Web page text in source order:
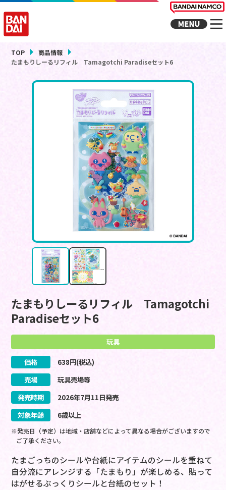
TOP
商品情報
たまもりしーるリフィル Tamagotchi Paradiseセット6
たまもりしーるリフィル Tamagotchi
Paradiseセット6
玩具
価格 638円(税込)
売場
玩具売場等
発売時期
2026年7月11日発売
対象年齢
6歳以上
※発売日（予定）は地域・店舗などによって異なる場合がございますので
ご了承ください。
たまごっちのシールや台紙にアイテムのシールを重ねて
自分流にアレンジする「たまもり」が楽しめる、貼って
はがせるぷっくりシールと台紙のセット！